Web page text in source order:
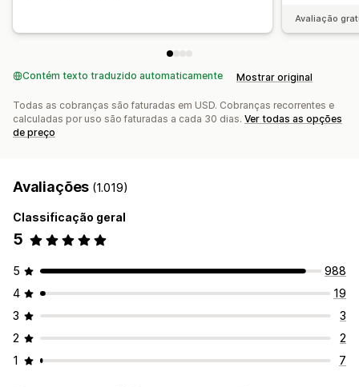
Avaliação
Contém texto traduzido automaticamente Mostrar original
Todas as cobranças são faturadas em USD. Cobranças recorrentes e
calculadas por uso são faturadas a cada 30 dias. Ver todas as opções
de preço
Avaliações (1.019)
Classificação geral
5
5
988
4
19
3
3
2
2
1
7